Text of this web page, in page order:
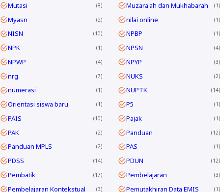
Mutasi 8 Muzara'ah dan Mukhabarah 1
Myasn 2 nilai online 1
NISN 10 NPBP 1
NPK 1 NPSN 4
NPWP 4 NPYP 3
nrg 7 NUKS 2
numerasi 1 NUPTK 14
Orientasi siswa baru 1 P5 1
PAIS 10 Pajak 1
PAK 2 Panduan 12
Panduan MPLS 2 PAS 1
PDSS 14 PDUN 12
Pembatik 17 Pembelajaran 3
Pembelajaran Kontekstual 3 Pemutakhiran Data EMIS 1